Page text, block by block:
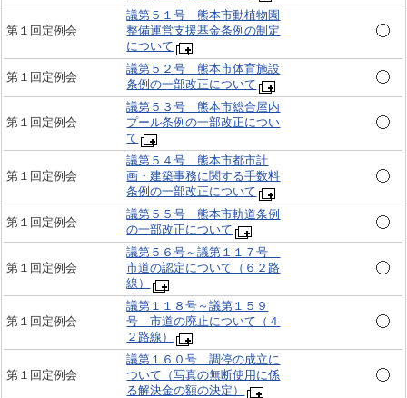
第１回定例会
議第５１号 熊本市動植物園
整備運営支援基金条例の制定
について
第１回定例会
議第５２号 熊本市体育施設
条例の一部改正について
第１回定例会
議第５３号 熊本市総合屋内
プール条例の一部改正につい
て
第１回定例会
議第５４号 熊本市都市計
画・建築事務に関する手数料
条例の一部改正について
第１回定例会
議第５５号 熊本市軌道条例
の一部改正について
第１回定例会
議第５６号～議第１１７号
市道の認定について（６２路
線）
第１回定例会
議第１１８号～議第１５９
号 市道の廃止について（４
２路線）
第１回定例会
議第１６０号 調停の成立に
ついて（写真の無断使用に係
る解決金の額の決定）